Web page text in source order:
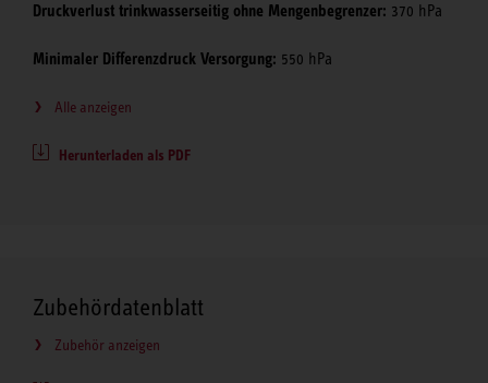
Druckverlust trinkwasserseitig ohne Mengenbegrenzer: 370 hPa
Minimaler Differenzdruck Versorgung: 550 hPa
Alle anzeigen
Herunterladen als PDF
Zubehördatenblatt
Zubehör anzeigen